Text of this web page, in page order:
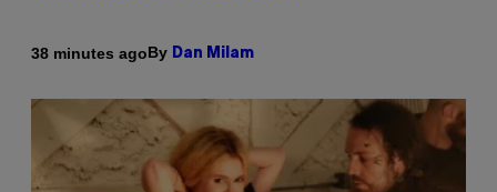
38 minutes agoBy Dan Milam